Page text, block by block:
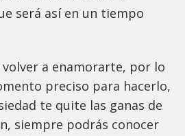
será así en un tiempo
a enamorarte, por lo
preciso para hacerlo,
te quite las ganas de
siempre podrás conocer